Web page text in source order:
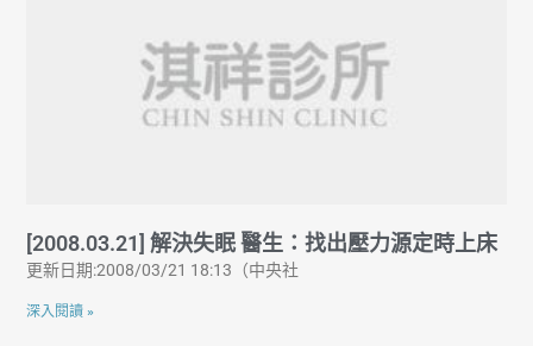
[2008.03.21] 解決失眠 醫生：找出壓力源定時上床
更新日期:2008/03/21 18:13（中央社
深入閱讀 »